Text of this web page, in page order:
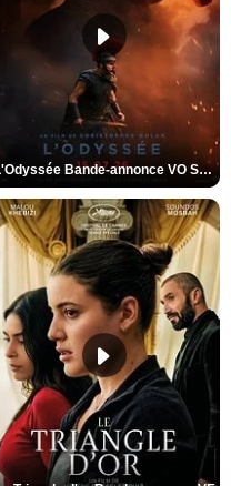
L'Odyssée Bande-annonce VO STFR